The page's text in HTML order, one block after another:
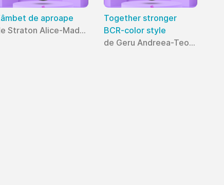
de aproape
de Straton Alice-Madalina
Together stronger
BCR-color style
de Geru Andreea-Teodora